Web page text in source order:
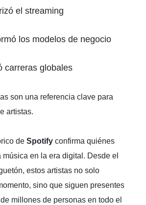
el streaming
los modelos de negocio
carreras globales
son una referencia clave para
artistas.
de Spotify confirma quiénes
música en la era digital. Desde el
estos artistas no solo
sino que siguen presentes
millones de personas en todo el